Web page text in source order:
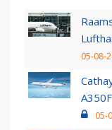
05-08-
05-